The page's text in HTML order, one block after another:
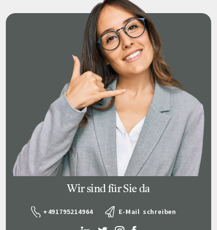
Wir sind für Sie da
+491795214964 E-Mail schreiben